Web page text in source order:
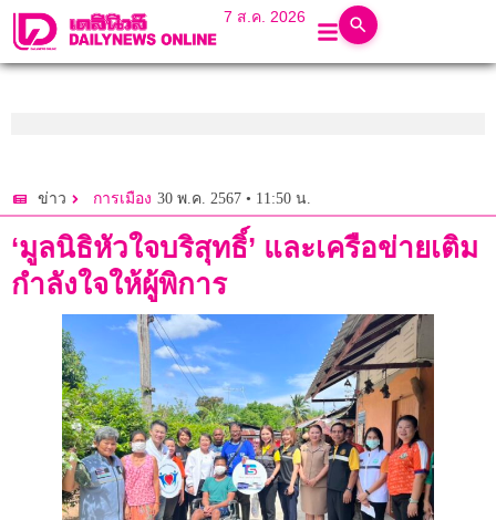
7 ส.ค. 2026
ข่าว การเมือง 30 พ.ค. 2567 • 11:50 น.
‘มูลนิธิหัวใจบริสุทธิ์’ และเครือข่ายเติม
กำลังใจให้ผู้พิการ